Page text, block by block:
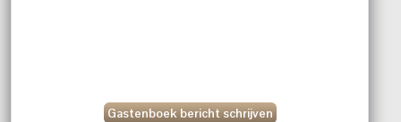
Gastenboek bericht schrijven